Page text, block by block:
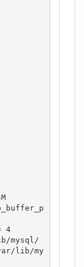
4
mysql/
lib/my